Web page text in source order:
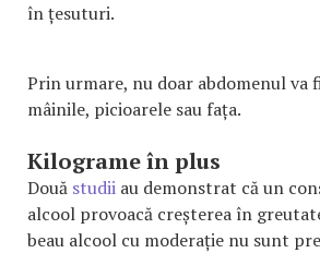
în țesuturi.
Prin urmare, nu doar abdomenul va
mâinile, picioarele sau fața.
Kilograme în plus
Două studii au demonstrat că un
alcool provoacă creșterea în
beau alcool cu moderație nu sunt